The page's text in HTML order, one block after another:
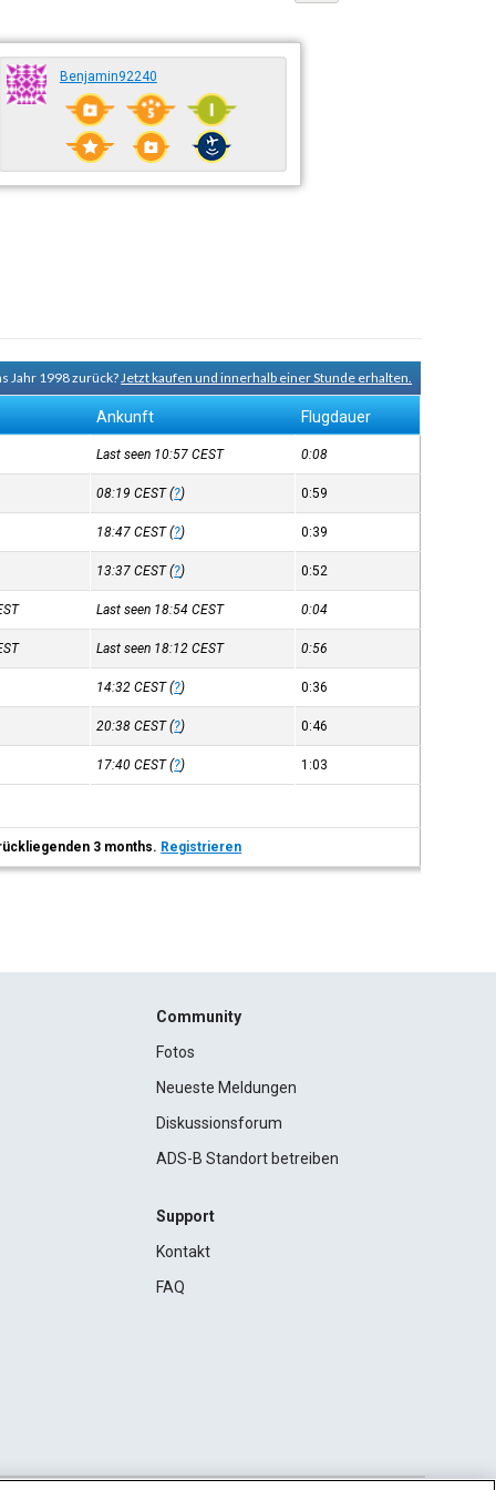
Benjamin92240
Jahr 1998 zurück?Jetzt kaufen und innerhalb einer Stunde erhalten.
Ankunft Flugdauer
Last seen 10:57CEST 0:08
08:19CEST(?) 0:59
18:47CEST(?) 0:39
13:37CEST(?) 0:52
Last seen 18:54CEST 0:04
Last seen 18:12CEST 0:56
14:32CEST(?) 0:36
20:38CEST(?) 0:46
17:40CEST(?) 1:03
3 months. Registrieren
Community
Fotos
Neueste Meldungen
Diskussionsforum
ADS-B Standort betreiben
Support
Kontakt
FAQ